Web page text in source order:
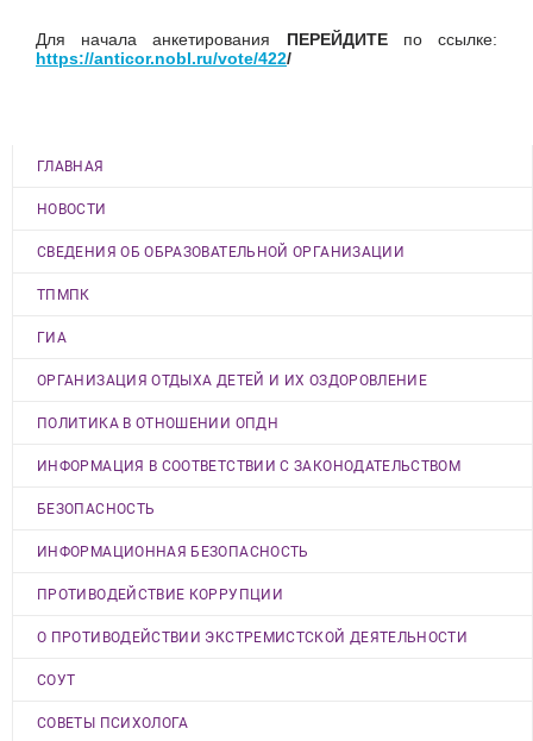
Для начала анкетирования ПЕРЕЙДИТЕпо ссылке:
https://anticor.nobl.ru/vote/422/
ГЛАВНАЯ
НОВОСТИ
СВЕДЕНИЯ ОБ ОБРАЗОВАТЕЛЬНОЙ ОРГАНИЗАЦИИ
ТПМПК
ГИА
ОРГАНИЗАЦИЯ ОТДЫХА ДЕТЕЙ И ИХ ОЗДОРОВЛЕНИЕ
ПОЛИТИКА В ОТНОШЕНИИ ОПДН
ИНФОРМАЦИЯ В СООТВЕТСТВИИ С ЗАКОНОДАТЕЛЬСТВОМ
БЕЗОПАСНОСТЬ
ИНФОРМАЦИОННАЯ БЕЗОПАСНОСТЬ
ПРОТИВОДЕЙСТВИЕ КОРРУПЦИИ
О ПРОТИВОДЕЙСТВИИ ЭКСТРЕМИСТСКОЙ ДЕЯТЕЛЬНОСТИ
СОУТ
СОВЕТЫ ПСИХОЛОГА